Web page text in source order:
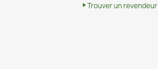
Trouver un revendeur